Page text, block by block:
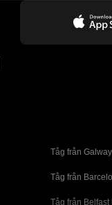
Tåg från
Tåg från
Tåg från Belfast